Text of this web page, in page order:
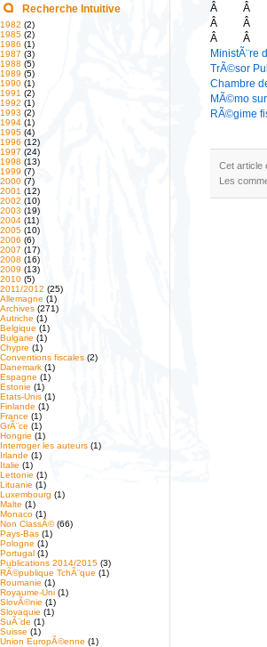
Recherche Intuitive
1982 (2)
1985 (2)
1986 (1)
1987 (3)
1988 (5)
1989 (5)
1990 (1)
1991 (2)
1992 (1)
1993 (2)
1994 (1)
1995 (4)
1996 (12)
1997 (24)
1998 (13)
1999 (7)
2000 (7)
2001 (12)
2002 (10)
2003 (19)
2004 (11)
2005 (10)
2006 (6)
2007 (17)
2008 (16)
2009 (13)
2010 (5)
2011/2012 (25)
Allemagne (1)
Archives (271)
Autriche (1)
Belgique (1)
Bulgarie (1)
Chypre (1)
Conventions fiscales (2)
Danemark (1)
Espagne (1)
Estonie (1)
Etats-Unis (1)
Finlande (1)
France (1)
GrÃ¨ce (1)
Hongrie (1)
Interroger les auteurs (1)
Irlande (1)
Italie (1)
Lettonie (1)
Lituanie (1)
Luxembourg (1)
Malte (1)
Monaco (1)
Non ClassÃ©(66)
Pays-Bas (1)
Pologne (1)
Portugal (1)
Publications 2014/2015 (3)
RÃ©publique TchÃ¨que (1)
Roumanie (1)
Royaume-Uni (1)
SlovÃ©nie (1)
Slovaquie (1)
SuÃ¨de (1)
Suisse (1)
Union EuropÃ©enne (1)
Â
Â
Â
Â
Â
Â
MinistÃ¨re
TrÃ©sor
Chambre
MÃ©mo
RÃ©gime
Cet article
Les